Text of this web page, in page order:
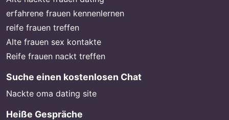
erfahrene frauen kennenlernen
reife frauen treffen
Alte frauen sex kontakte
Reife frauen nackt treffen
Suche einen kostenlosen Chat
Nackte oma dating site
Heiße Gespräche